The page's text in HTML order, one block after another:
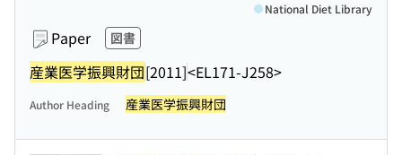
Paper 図書
産業医学振興財団[2011]<EL171-J258>
National Diet Library
Author Heading 産業医学振興財団